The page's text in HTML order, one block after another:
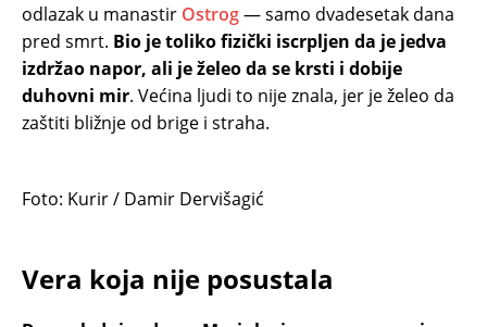
odlazak u manastir Ostrog— samo dvadesetak dana
pred smrt. Bio je toliko fizički iscrpljen da je jedva
izdržao napor, ali je želeo da se krsti i dobije
duhovni mir. Većina ljudi to nije znala, jer je želeo da
zaštiti bližnje od brige i straha.
Foto: Kurir / Damir Dervišagić
Vera koja nije posustala